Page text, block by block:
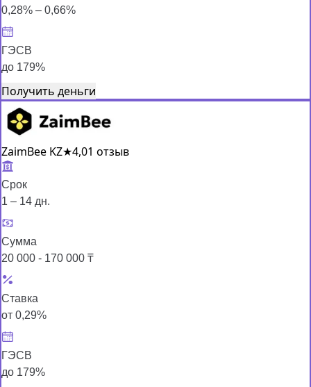
0,28% – 0,66%
ГЭСВ
до 179%
Получить деньги
ZaimBee KZ★4,01 отзыв
Срок
1 – 14 дн.
Сумма
20 000 - 170 000 ₸
Ставка
от 0,29%
ГЭСВ
до 179%